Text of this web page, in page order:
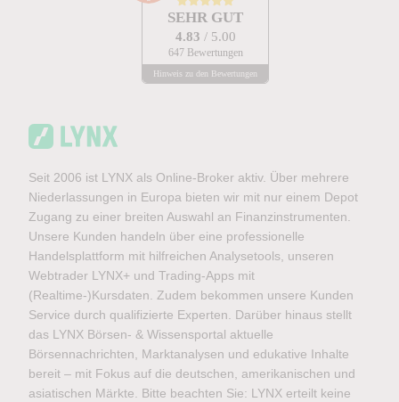
SEHR GUT
4.83 / 5.00
647 Bewertungen
Hinweis zu den Bewertungen
Seit 2006 ist LYNX als Online-Broker aktiv. Über mehrere
Niederlassungen in Europa bieten wir mit nur einem Depot
Zugang zu einer breiten Auswahl an Finanzinstrumenten.
Unsere Kunden handeln über eine professionelle
Handelsplattform mit hilfreichen Analysetools, unseren
Webtrader LYNX+ und Trading-Apps mit
(Realtime-)Kursdaten. Zudem bekommen unsere Kunden
Service durch qualifizierte Experten. Darüber hinaus stellt
das LYNX Börsen- & Wissensportal aktuelle
Börsennachrichten, Marktanalysen und edukative Inhalte
bereit – mit Fokus auf die deutschen, amerikanischen und
asiatischen Märkte. Bitte beachten Sie: LYNX erteilt keine